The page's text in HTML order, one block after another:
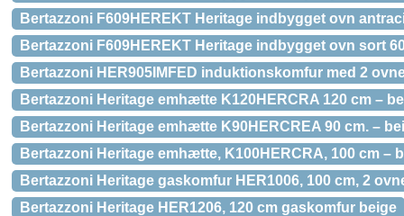
Bertazzoni F609HEREKT Heritage indbygget ovn
Bertazzoni F609HEREKT Heritage indbygget ovn sort
Bertazzoni HER905IMFED induktionskomfur med 2
Bertazzoni Heritage emhætte K120HERCRA 120 cm –
Bertazzoni Heritage emhætte K90HERCREA 90 cm. –
Bertazzoni Heritage emhætte, K100HERCRA, 100 cm –
Bertazzoni Heritage gaskomfur HER1006, 100 cm, 2
Bertazzoni Heritage HER1206, 120 cm gaskomfur beige